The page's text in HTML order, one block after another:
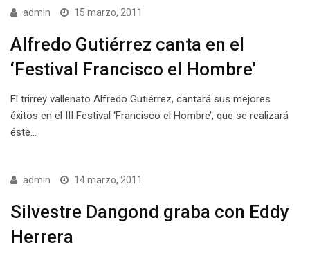
admin 15 marzo, 2011
Alfredo Gutiérrez canta en el
‘Festival Francisco el Hombre’
El trirrey vallenato Alfredo Gutiérrez, cantará sus mejores
éxitos en el III Festival ‘Francisco el Hombre’, que se realizará
éste…
admin 14 marzo, 2011
Silvestre Dangond graba con Eddy
Herrera